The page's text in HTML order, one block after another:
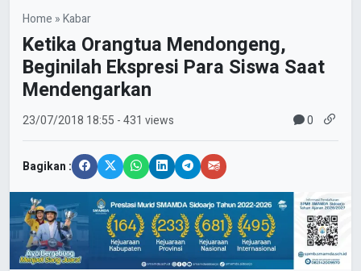
Home »Kabar
Ketika Orangtua Mendongeng,
Beginilah Ekspresi Para Siswa Saat
Mendengarkan
23/07/2018 18:55 - 431 views 0
Bagikan :